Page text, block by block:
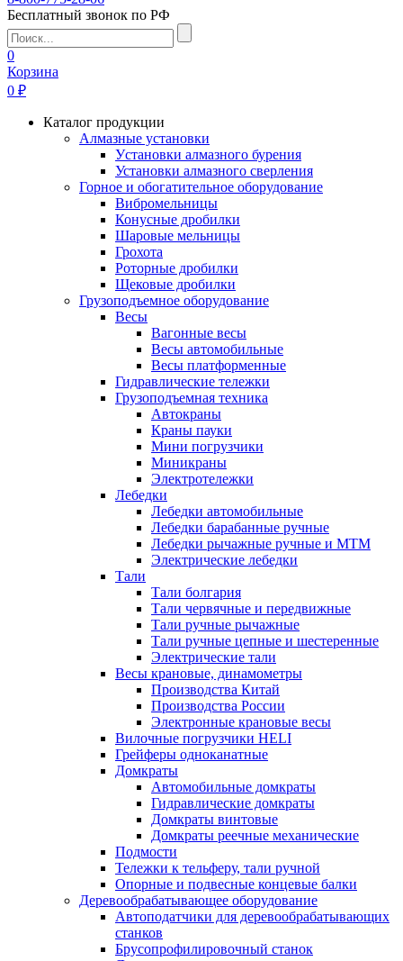
Бесплатный звонок по РФ
0
Корзина
0 ₽
Каталог продукции
Алмазные установки
Уcтановки алмазного бурения
Установки алмазного сверления
Горное и обогатительное оборудование
Вибромельницы
Конусные дробилки
Шаровые мельницы
Грохота
Роторные дробилки
Щековые дробилки
Грузоподъемное оборудование
Весы
Вагонные весы
Весы автомобильные
Весы платформенные
Гидравлические тележки
Грузоподъемная техника
Автокраны
Краны пауки
Мини погрузчики
Миникраны
Электротележки
Лебедки
Лебедки автомобильные
Лебедки барабанные ручные
Лебедки рычажные ручные и МТМ
Электрические лебедки
Тали
Тали болгария
Тали червячные и передвижные
Тали ручные рычажные
Тали ручные цепные и шестеренные
Электрические тали
Весы крановые, динамометры
Производства Китай
Производства России
Электронные крановые весы
Вилочные погрузчики HELI
Грейферы одноканатные
Домкраты
Автомобильные домкраты
Гидравлические домкраты
Домкраты винтовые
Домкраты реечные механические
Подмости
Тележки к тельферу, тали ручной
Опорные и подвесные концевые балки
Деревообрабатывающее оборудование
Автоподатчики для деревообрабатывающих
станков
Брусопрофилировочный станок